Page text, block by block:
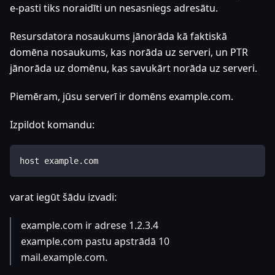
e-pasti tiks noraidīti un nesasniegs adresātu.
Resursdatora nosaukums jānorāda kā faktiskā
domēna nosaukums, kas norāda uz serveri, un PTR
jānorāda uz domēnu, kas savukārt norāda uz serveri.
Piemēram, jūsu serverī ir domēns example.com.
Izpildot komandu:
host example.com
varat iegūt šādu izvadi:
example.com ir adrese 1.2.3.4
example.com pastu apstrādā 10
mail.example.com.